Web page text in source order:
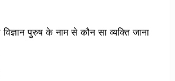
पुरुष के नाम से कौन सा व्यक्ति जाना